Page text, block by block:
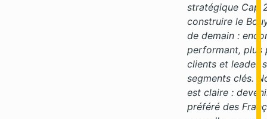
stratégique Cap
construire le
de demain :
performant, plus
clients et leader
segments clés.
est claire :
préféré des